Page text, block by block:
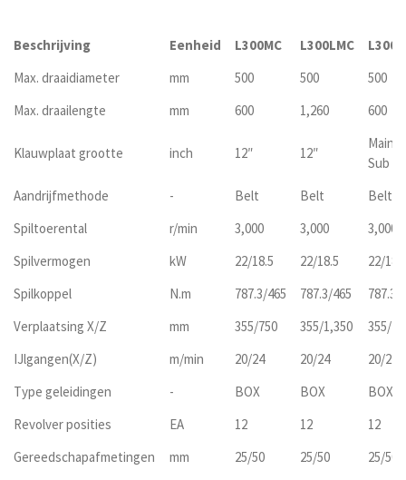
Beschrijving Eenheid L300MC L300LMC
Max. draaidiameter
mm 500 500
500
Max. draailengte
mm 600 1,260 600
Klauwplaat grootte inch 12″ 12″
Main
Sub 8″
Aandrijfmethode
- Belt Belt
Belt
Spiltoerental
r/min 3,000 3,000
3,000
Spilvermogen
kW 22/18.5 22/18.5
22/18.5
Spilkoppel
N.m 787.3/465 787.3/465
787.3/
Verplaatsing X/Z
mm 355/750 355/1,350
355/
IJlgangen(X/Z)
m/min 20/24 20/24
20/24/
Type geleidingen
- BOX BOX
BOX
Revolver posities
EA 12 12
12
Gereedschapafmetingen
mm 25/50 25/50
25/50